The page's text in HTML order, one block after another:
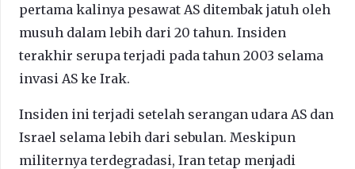
pertama kalinya pesawat AS ditembak jatuh oleh
musuh dalam lebih dari 20 tahun. Insiden
terakhir serupa terjadi pada tahun 2003 selama
invasi AS ke Irak.
Insiden ini terjadi setelah serangan udara AS dan
Israel selama lebih dari sebulan. Meskipun
militernya terdegradasi, Iran tetap menjadi